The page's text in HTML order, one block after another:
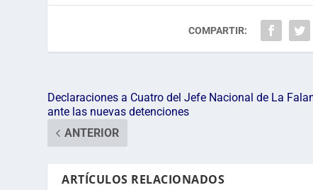
COMPARTIR:
Declaraciones a Cuatro del Jefe Nacional de La
ante las nuevas detenciones
ANTERIOR
ARTÍCULOS RELACIONADOS